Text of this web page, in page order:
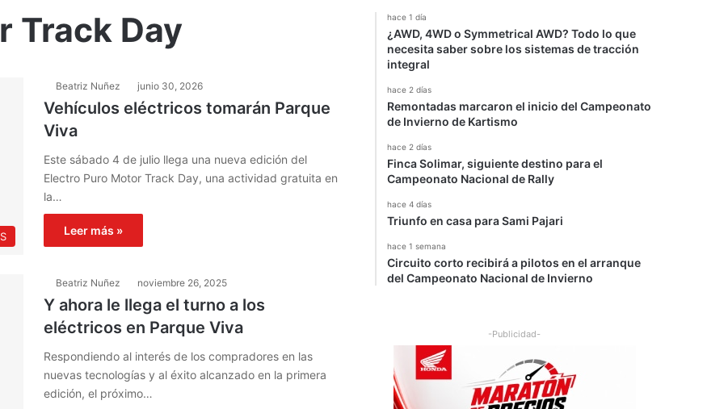
Track Day
Beatriz Nuñez junio 30, 2026
Vehículos eléctricos tomarán Parque
Viva
Este sábado 4 de julio llega una nueva edición del
Electro Puro Motor Track Day, una actividad gratuita en
la…
Leer más »
Beatriz Nuñez noviembre 26, 2025
Y ahora le llega el turno a los
eléctricos en Parque Viva
Respondiendo al interés de los compradores en las
nuevas tecnologías y al éxito alcanzado en la primera
edición, el próximo…
hace 1 día
¿AWD, 4WD o Symmetrical AWD? Todo lo que
necesita saber sobre los sistemas de tracción
integral
hace 2 días
Remontadas marcaron el inicio del Campeonato
de Invierno de Kartismo
hace 2 días
Finca Solimar, siguiente destino para el
Campeonato Nacional de Rally
hace 4 días
Triunfo en casa para Sami Pajari
hace 1 semana
Circuito corto recibirá a pilotos en el arranque
del Campeonato Nacional de Invierno
-Publicidad-